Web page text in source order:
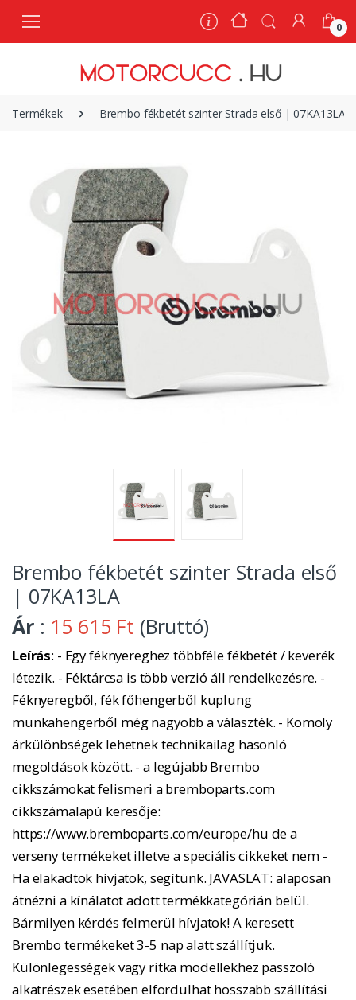
0
Termékek Brembo fékbetét szinter Strada első | 07KA13LA
Brembo fékbetét szinter Strada első
| 07KA13LA
Ár : 15 615 Ft (Bruttó)
Leírás: - Egy féknyereghez többféle fékbetét / keverék
létezik. - Féktárcsa is több verzió áll rendelkezésre. -
Féknyeregből, fék főhengerből kuplung
munkahengerből még nagyobb a választék. - Komoly
árkülönbségek lehetnek technikailag hasonló
megoldások között. - a legújabb Brembo
cikkszámokat felismeri a bremboparts.com
cikkszámalapú keresője:
https://www.bremboparts.com/europe/hu de a
verseny termékeket illetve a speciális cikkeket nem -
Ha elakadtok hívjatok, segítünk. JAVASLAT: alaposan
átnézni a kínálatot adott termékkategórián belül.
Bármilyen kérdés felmerül hívjatok! A keresett
Brembo termékeket 3-5 nap alatt szállítjuk.
Különlegességek vagy ritka modellekhez passzoló
alkatrészek esetében elfordulhat hosszabb szállítási
0